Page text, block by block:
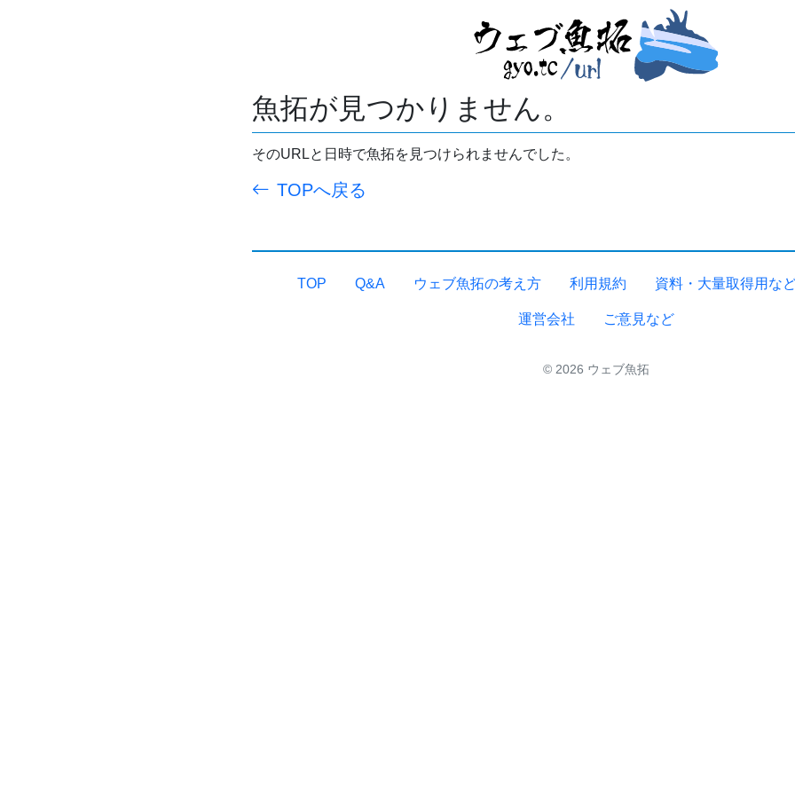
魚拓が見つかりません。
そのURLと日時で魚拓を見つけられませんでした。
TOPへ戻る
TOP Q&A ウェブ魚拓の考え方 利用規約 資料・大量取得用な
運営会社 ご意見など
© 2026 ウェブ魚拓